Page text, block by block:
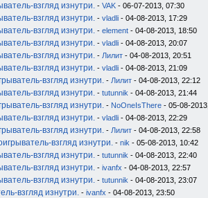
взгляд изнутри. - VAK - 06-07-2013, 07:30
взгляд изнутри. - vladli - 04-08-2013, 17:29
взгляд изнутри. - element - 04-08-2013, 18:50
взгляд изнутри. - vladli - 04-08-2013, 20:07
взгляд изнутри. - Лилит - 04-08-2013, 20:51
взгляд изнутри. - vladli - 04-08-2013, 21:09
взгляд изнутри. - Лилит - 04-08-2013, 22:12
взгляд изнутри. - tutunnik - 04-08-2013, 21:44
взгляд изнутри. - NoOneIsThere - 05-08-
взгляд изнутри. - vladli - 04-08-2013, 22:29
взгляд изнутри. - Лилит - 04-08-2013, 22:58
взгляд изнутри. - nik - 05-08-2013, 10:42
взгляд изнутри. - tutunnik - 04-08-2013, 22:40
взгляд изнутри. - ivanfx - 04-08-2013, 22:57
взгляд изнутри. - tutunnik - 04-08-2013, 23:07
взгляд изнутри. - ivanfx - 04-08-2013, 23:50